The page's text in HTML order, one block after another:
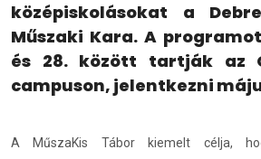
középiskolásokat a
Műszaki Kara. A
és 28. között tartják az
campuson, jelentkezni
A MűszaKis Tábor kiemelt célja,